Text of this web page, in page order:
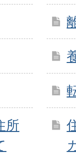
所